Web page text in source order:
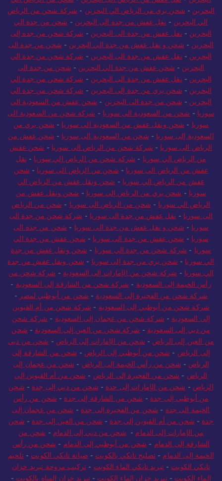
البحرين - شحن بري من الرياض الي البحرين - شركة شحن من الرياض
الي البحرين - نقل عفش من جدة الى البحرين - شحن من جدة الي
البحرين - نقل عفش من جدة الى البحرين - شركة شحن من جدة إلى
البحرين - شحن و نقل عفش من جدة الي البحرين - شحن من جدة الى
البحرين - نقل عفش من جدة الى البحرين - شركة شحن من جدة الي
البحرين - شحن عفش من جدة الي البحرين - شحن من جدة الى
البحرين - نقل عفش من جدة الى البحرين - شركة شحن من جدة الي
البحرين - شحن بري من جدة إلى البحرين - شركة شحن من جدة الي
البحرين - شحن من جدة الى البحرين - شحن عفش من السعودية الى
سوريا - شحن من السعودية الى سوريا - شركة شحن من السعودية الى
سوريا - شحن ونقل عفش من السعودية الي سوريا - شحن بري من
السعودية إلى سوريا - شحن من السعودية الى سوريا - شحن عفش من
الرياض الى سوريا - شركة شحن من الرياض الى سوريا - شحن عفش
من الرياض الي سوريا - شركة شحن من الرياض الي سوريا - نقل
عفش من الرياض الى سوريا - شحن من الرياض الى سوريا - شحن
عفش من الرياض الي سوريا - شحن ونقل عفش من الرياض الي
سوريا - شحن بري من الرياض إلى سوريا - شحن ونقل عفش من
الرياض الي سوريا - شحن من الرياض الى سوريا - شحن من الرياض
الى سوريا - نقل عفش من جدة الى سوريا - شركة شحن من جدة الى
سوريا - شحن و نقل عفش من جدة الى سوريا - شحن من جدة الى
سوريا - شحن عفش من جدة الى سوريا - شحن عفش من جدة الي
سوريا - شركة شحن من جدة الي سوريا - شحن ونقل عفش من جدة
الي سوريا - شحن بري من جدة إلى سوريا - شحن ونقل عفش من جدة
الي سوريا - شركة شحن من الإمارات إلى السعودية - شركة شحن من
رأس الخيمة إلى السعودية - شركة شحن من الشارقة إلى السعودية -
شركة شحن من الفجيرة إلى السعودية - شحن من أبوظبي لمصر -
شركة شحن من أبوظبي إلى السعودية - شركة شحن من أم القيوين
إلى السعودية - شركة شحن من عجمان إلى السعودية - شركة شحن
من دبي إلى السعودية - شركة شحن من العين إلى السعودية - شحن
من العين إلى الرياض - شحن من الإمارات إلى الرياض - شحن من دبي
إلى الرياض - شحن من أبوظبي إلى الرياض - شحن من الشارقة إلى
الرياض - شحن من رأس الخيمة إلى الرياض - شحن من عجمان إلى
الرياض - شحن من الفجيرة إلى الرياض - شحن من أم القيوين إلى
الرياض - شحن من الإمارات إلى جدة - شحن من دبي إلى جدة - شحن
من أبوظبي إلى جدة - شحن من الشارقة إلى جدة - شحن من رأس
الخيمة الى جدة - شحن من الفجيرة إلى جدة - شحن من عجمان إلى
جدة - شحن من أم القيوين إلى جدة - شحن من العين إلى جدة - شحن
من الإمارات إلى الدمام - شحن من دبي إلى الدمام - شحن من
الشارقة إلى الدمام - شحن من أبوظبي إلى الدمام - شحن من رأس
الخيمة إلى الدمام -تصليح تانكي بالكويت - صيانة تانكي الكويت -تلحيم
تانكي الكويت -تبريد تانكي الماء الكويت - تركيب مروحة تبريد خزان
الماء الكويت -تبريد خزان الماء الكويت - تبريد خزان المياه بالكويت -